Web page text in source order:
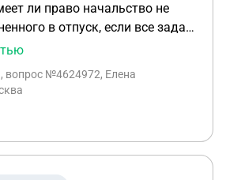
ли право начальство не
в отпуск, если все задачи
и сами отпускные уже
во время отпуска?
, вопрос №4624972, Елена